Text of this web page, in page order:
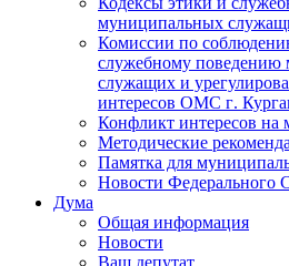
муниципальных
Комиссии по
служебному поведению
служащих и
интересов ОМС г.
Конфликт интересов
Методические
Памятка для
Новости Федерального
Дума
Общая информация
Новости
Ваш депутат